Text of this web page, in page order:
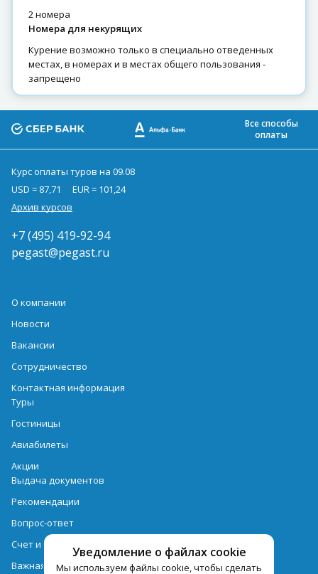
2 номера
Номера для некурящих
Курение возможно только в специально отведенных
местах, в номерах и в местах общего пользования -
запрещено
Уведомление о файлах cookie
Мы используем файлы cookie, чтобы сделать
Все способы
оплаты
Курс оплаты туров на 09.08
USD = 87,71
EUR = 101,24
Архив курсов
+7 (495) 419-92-94
pegast@pegast.ru
О компании
Новости
Вакансии
Сотрудничество
Контактная информация
Туры
Гостиницы
Авиабилеты
Акции
Выдача документов
Рекомендации
Вопрос-ответ
Счет и оплата
Важная информация по турпродукту